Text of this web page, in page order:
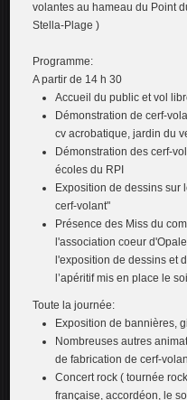
volantes au hameau du Point
Stella-Plage )
Programme:
A partir de 14 h 30
Accueil du public et vol
Démonstration de cerf-
cv acrobatique, jardin du
Démonstration des cerf-
écoles du RPI
Exposition de dessins sur
cerf-volant"
Présence des Miss du
l'association coeur
l'exposition de dessins et
l’apéritif mis en place le
Toute la journée:
Exposition de bannières,
Nombreuses autres
de fabrication de cerf-
Concert rock ( tournée
française, accordéon, le